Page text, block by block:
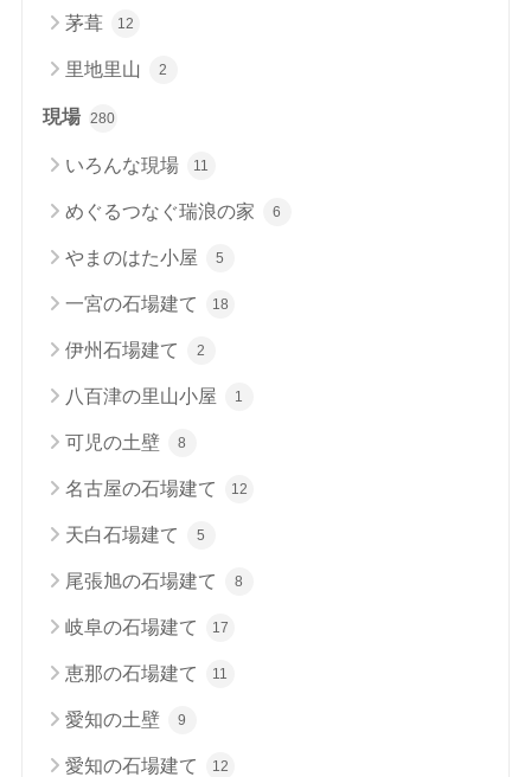
茅葺 12
里地里山 2
現場 280
いろんな現場 11
めぐるつなぐ瑞浪の家 6
やまのはた小屋 5
一宮の石場建て 18
伊州石場建て 2
八百津の里山小屋 1
可児の土壁 8
名古屋の石場建て 12
天白石場建て 5
尾張旭の石場建て 8
岐阜の石場建て 17
恵那の石場建て 11
愛知の土壁 9
愛知の石場建て 12